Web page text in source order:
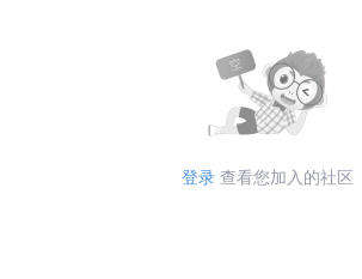
登录 查看您加入的社区